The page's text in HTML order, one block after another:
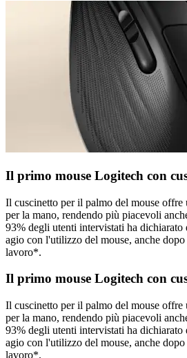
Il primo mouse Logitech con
Il cuscinetto per il palmo del mouse
per la mano, rendendo più piacevoli
93% degli utenti intervistati ha dichiarato
agio con l'utilizzo del mouse, anche dopo
lavoro*.
Il primo mouse Logitech con
Il cuscinetto per il palmo del mouse
per la mano, rendendo più piacevoli
93% degli utenti intervistati ha dichiarato
agio con l'utilizzo del mouse, anche dopo
lavoro*.